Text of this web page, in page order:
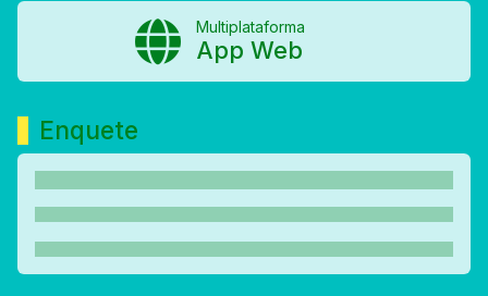
Multiplataforma
App Web
Enquete